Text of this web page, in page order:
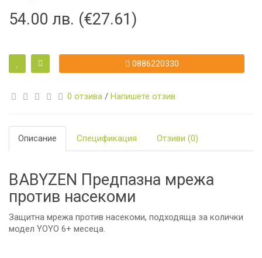
54.00 лв. (€27.61)
0886220330
0 отзива / Напишете отзив
Описание Спецификация Отзиви (0)
BABYZEN Предпазна мрежа
против насекоми
Защитна мрежа против насекоми, подходяща за колички
модел YOYO 6+ месеца.